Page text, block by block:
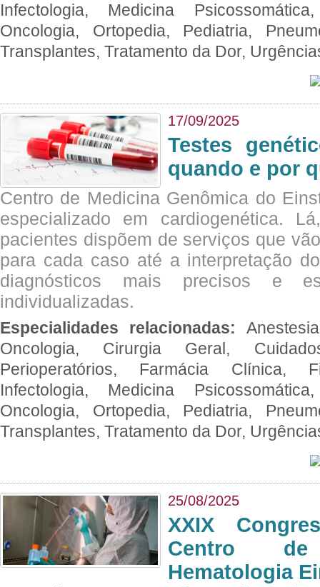
Infectologia, Medicina
Oncologia, Ortopedia, Pediatria,
Transplantes, Tratamento da Dor,
17/09/2025
Testes
quando e por
Centro de Medicina Genômica do
especializado em cardiogenética.
pacientes dispõem de serviços que
para cada caso até a interpretação
diagnósticos mais precisos e
individualizadas.
Especialidades relacionadas:
Oncologia, Cirurgia Geral,
Perioperatórios, Farmácia Clínica,
Infectologia, Medicina
Oncologia, Ortopedia, Pediatria,
Transplantes, Tratamento da Dor,
25/08/2025
XXIX
Centro
Hematologia